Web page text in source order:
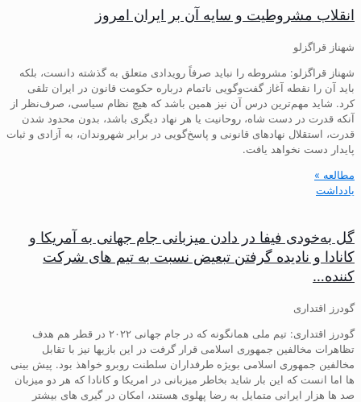
انقلاب مشروطیت و سایه آن بر ایران امروز
شهناز قراگزلو
شهناز قراگزلو: مشروطه را نباید صرفاً رویدادی متعلق به گذشته دانست، بلکه
باید آن را نقطه آغاز گفت‌وگویی ناتمام درباره حکومت قانون در ایران تلقی
کرد. شاید مهم‌ترین درس آن نیز همین باشد که هیچ نظام سیاسی، صرف‌نظر از
آنکه قدرت در دست شاه، روحانیت یا هر نهاد دیگری باشد، بدون محدود شدن
قدرت، استقلال نهادهای قانونی و پاسخ‌گویی در برابر شهروندان، به آزادی و ثبات
پایدار دست نخواهد یافت.
مطالعه »
یادداشت
گل به‌خودی فیفا در دادن میزبانی جام جهانی به آمریکا و
کانادا و نادیده گرفتن تبعیض نسبت به تیم های شرکت
کننده…
گودرز اقتداری
گودرز اقتداری: تیم ملی همانگونه که در جام جهانی ۲۰۲۲ در قطر هم هدف
تظاهرات مخالفین جمهوری اسلامی قرار گرفت در این بازیها نیز با تقابل
مخالفین جمهوری اسلامی بویژه طرفداران سلطنت روبرو خواهذ بود. پیش بینی
ها اما انست که این بار شاید بخاطر میزبانی در امریکا و کانادا که هر دو میزبان
صد ها هزار ایرانی متمایل به رضا پهلوی هستند، امکان در گیری های بیشتر